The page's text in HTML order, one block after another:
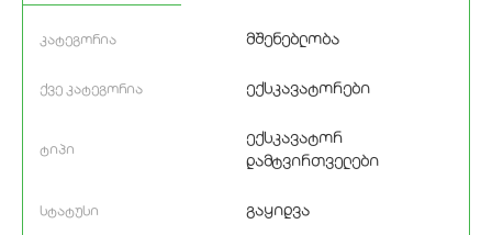
კატეგორია მშენებლობა
ქვე კატეგორია ექსკავატორები
ტიპი
ექსკავატორ
დამტვირთველები
სტატუსი გაყიდვა